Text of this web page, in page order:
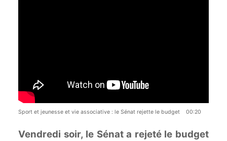
Sport et jeunesse et vie associative : le Sénat rejette le budget 00:20
Vendredi soir, le Sénat a rejeté le budget